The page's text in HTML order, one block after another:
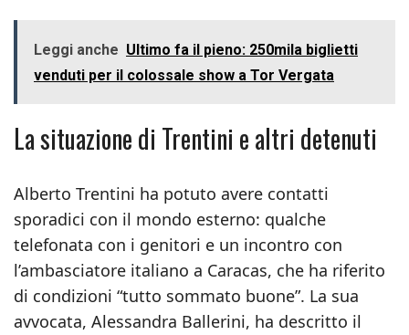
Leggi anche Ultimo fa il pieno: 250mila biglietti
venduti per il colossale show a Tor Vergata
La situazione di Trentini e altri detenuti
Alberto Trentini ha potuto avere contatti
sporadici con il mondo esterno: qualche
telefonata con i genitori e un incontro con
l’ambasciatore italiano a Caracas, che ha riferito
di condizioni “tutto sommato buone”. La sua
avvocata, Alessandra Ballerini, ha descritto il